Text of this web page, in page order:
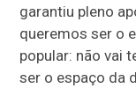
garantiu pleno
queremos ser o
popular: não vai
ser o espaço da